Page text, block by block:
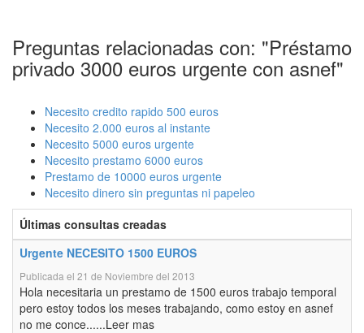
Preguntas relacionadas con: "Préstamo
privado 3000 euros urgente con asnef"
Necesito credito rapido 500 euros
Necesito 2.000 euros al instante
Necesito 5000 euros urgente
Necesito prestamo 6000 euros
Prestamo de 10000 euros urgente
Necesito dinero sin preguntas ni papeleo
Últimas consultas creadas
Urgente NECESITO 1500 EUROS
Publicada el 21 de Noviembre del 2013
Hola necesitaria un prestamo de 1500 euros trabajo temporal
pero estoy todos los meses trabajando, como estoy en asnef
no me conce......Leer mas